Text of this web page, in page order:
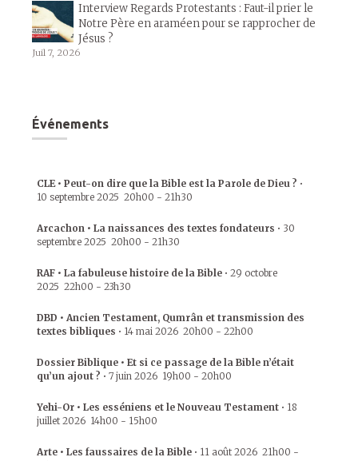
Interview Regards Protestants : Faut-il prier le
Notre Père en araméen pour se rapprocher de
Jésus ?
Juil 7, 2026
Événements
CLE • Peut-on dire que la Bible est la Parole de Dieu ? •
10 septembre 2025 20h00 - 21h30
Arcachon • La naissances des textes fondateurs • 30
septembre 2025 20h00 - 21h30
RAF • La fabuleuse histoire de la Bible • 29 octobre
2025 22h00 - 23h30
DBD • Ancien Testament, Qumrân et transmission des
textes bibliques • 14 mai 2026 20h00 - 22h00
Dossier Biblique • Et si ce passage de la Bible n’était
qu’un ajout ? • 7 juin 2026 19h00 - 20h00
Yehi-Or • Les esséniens et le Nouveau Testament • 18
juillet 2026 14h00 - 15h00
Arte • Les faussaires de la Bible • 11 août 2026 21h00 -